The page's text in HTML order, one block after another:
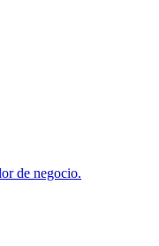
de negocio.